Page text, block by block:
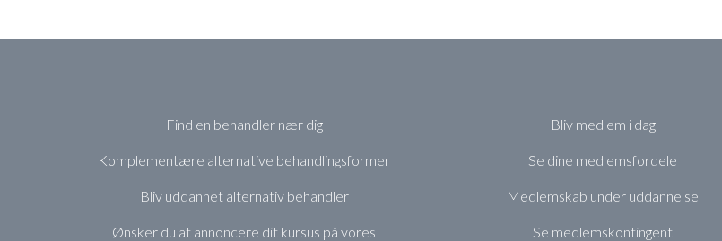
Find en behandler nær dig
Komplementære alternative behandlingsformer
Bliv uddannet alternativ behandler
Ønsker du at annoncere dit kursus på vores
Bliv medlem i dag
Se dine medlemsfordele
Medlemskab under uddannelse
Se medlemskontingent